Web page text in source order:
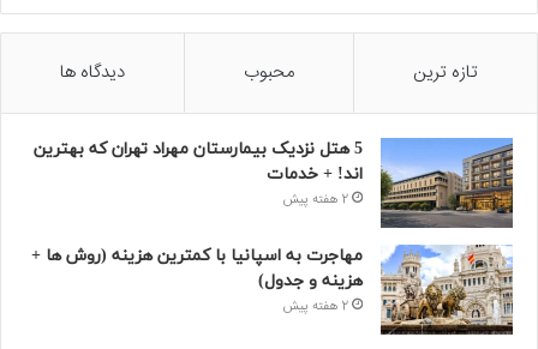
تازه ترین محبوب دیدگاه ها
5 هتل نزدیک بیمارستان مهراد تهران که بهترین‌
اند! + خدمات
2 هفته پیش
مهاجرت به اسپانیا با کمترین هزینه (روش ها +
هزینه و جدول)
2 هفته پیش